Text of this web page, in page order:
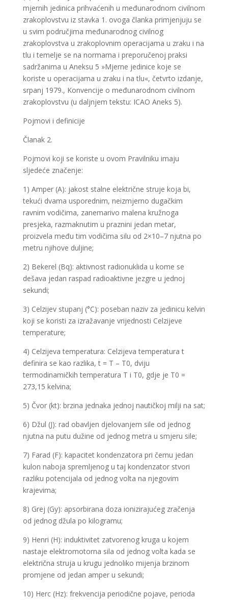
mjernih jedinica prihvaćenih u međunarodnom civilnom
zrakoplovstvu iz stavka 1. ovoga članka primjenjuju se
u svim područjima međunarodnog civilnog
zrakoplovstva u zrakoplovnim operacijama u zraku i na
tlu i temelje se na normama i preporučenoj praksi
sadržanima u Aneksu 5 »Mjerne jedinice koje se
koriste u operacijama u zraku i na tlu«, četvrto izdanje,
srpanj 1979., Konvencije o međunarodnom civilnom
zrakoplovstvu (u daljnjem tekstu: ICAO Aneks 5).
Pojmovi i definicije
Članak 2.
Pojmovi koji se koriste u ovom Pravilniku imaju
sljedeće značenje:
1) Amper (A): jakost stalne električne struje koja bi,
tekući dvama usporednim, neizmjerno dugačkim
ravnim vodičima, zanemarivo malena kružnoga
presjeka, razmaknutim u praznini jedan metar,
proizvela među tim vodičima silu od 2×10–7 njutna po
metru njihove duljine;
2) Bekerel (Bq): aktivnost radionuklida u kome se
dešava jedan raspad radioaktivne jezgre u jednoj
sekundi;
3) Celzijev stupanj (°C): poseban naziv za jedinicu kelvin
koji se koristi za izražavanje vrijednosti Celzijeve
temperature;
4) Celzijeva temperatura: Celzijeva temperatura t
definira se kao razlika, t = T – T0, dviju
termodinamičkih temperatura T i T0, gdje je T0 =
273,15 kelvina;
5) Čvor (kt): brzina jednaka jednoj nautičkoj milji na sat;
6) Džul (J): rad obavljen djelovanjem sile od jednog
njutna na putu dužine od jednog metra u smjeru sile;
7) Farad (F): kapacitet kondenzatora pri čemu jedan
kulon naboja spremljenog u taj kondenzator stvori
razliku potencijala od jednog volta na njegovim
krajevima;
8) Grej (Gy): apsorbirana doza ionizirajućeg zračenja
od jednog džula po kilogramu;
9) Henri (H): induktivitet zatvorenog kruga u kojem
nastaje elektromotorna sila od jednog volta kada se
električna struja u krugu jednoliko mijenja brzinom
promjene od jedan amper u sekundi;
10) Herc (Hz): frekvencija periodične pojave, perioda